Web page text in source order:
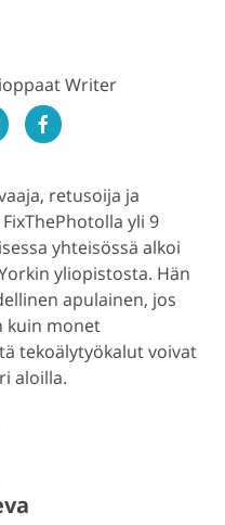
Writer
retusoija ja
yli 9
yhteisössä alkoi
yliopistosta. Hän
apulainen, jos
kuin monet
tekoälytyökalut voivat
aloilla.